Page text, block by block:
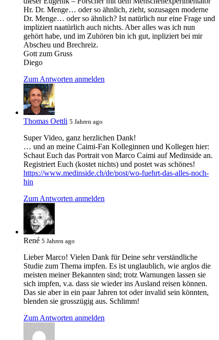
Hr. Dr. Menge… oder so ähnlich, zieht, sozusagen moderne
Dr. Menge… oder so ähnlich? Ist natürlich nur eine Frage und
impliziert naatürlich auch nichts. Aber alles was ich nun
gehört habe, und im Zuhören bin ich gut, inpliziert bei mir
Abscheu und Brechreiz.
Gott zum Gruss
Diego
Zum Antworten anmelden
Thomas Oettli 5 Jahren ago
Super Video, ganz herzlichen Dank!
… und an meine Caimi-Fan Kolleginnen und Kollegen hier:
Schaut Euch das Portrait von Marco Caimi auf Medinside an.
Registriert Euch (kostet nichts) und postet was schönes!
https://www.medinside.ch/de/post/wo-fuehrt-das-alles-noch-
hin
Zum Antworten anmelden
René 5 Jahren ago
Lieber Marco! Vielen Dank für Deine sehr verständliche
Studie zum Thema impfen. Es ist unglaublich, wie arglos die
meisten meiner Bekannten sind; trotz Warnungen lassen sie
sich impfen, v.a. dass sie wieder ins Ausland reisen können.
Das sie aber in ein paar Jahren tot oder invalid sein könnten,
blenden sie grosszügig aus. Schlimm!
Zum Antworten anmelden